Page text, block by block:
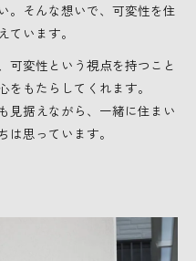
。そんな想いで、可変性を住
ています。
可変性という視点を持つこと
もたらしてくれます。
見据えながら、一緒に住まい
思っています。